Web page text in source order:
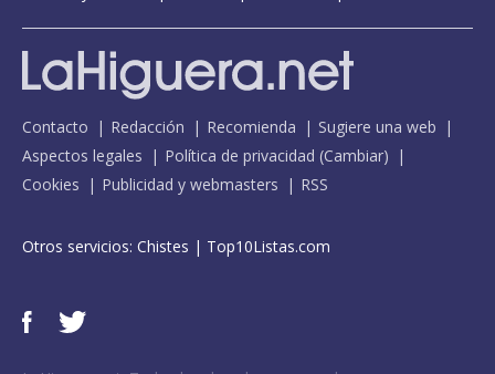
Contacto Redacción Recomienda
Sugiere una web
Aspectos legales
Política de privacidad (Cambiar)
Cookies
Publicidad y webmasters RSS
Otros servicios: Chistes | Top10Listas.com